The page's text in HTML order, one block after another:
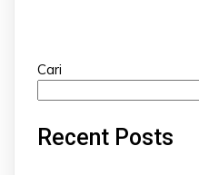
Cari
Recent Posts